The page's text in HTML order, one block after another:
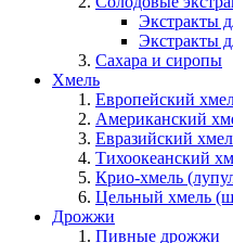
Экстракты
Экстракты
Сахара и сиропы
Хмель
Европейский
Американский
Евразийский
Тихоокеанский
Крио-хмель
Цельный хмель
Дрожжи
Пивные дрожжи